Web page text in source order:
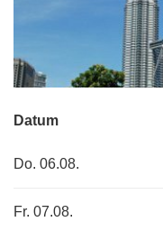
Datum
Do. 06.08.
Fr. 07.08.